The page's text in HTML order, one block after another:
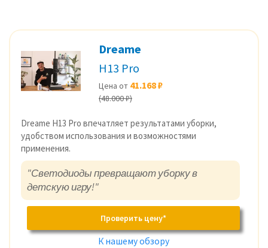
Dreame
H13 Pro
Цена от 41.168 ₽
(48.000 ₽)
Dreame H13 Pro впечатляет результатами уборки,
удобством использования и возможностями
применения.
"Светодиоды превращают уборку в
детскую игру!"
Проверить цену*
К нашему обзору